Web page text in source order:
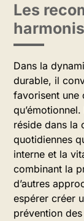
Les
Dans la
durable, il
favorisent une
réside dans la
quotidiennes
interne et la
combinant la
d’autres
espérer créer
prévention